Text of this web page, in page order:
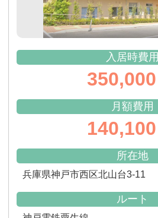
入居時費用
350,000
月額費用
140,100
所在地
兵庫県神戸市西区北山台3-11
ルート